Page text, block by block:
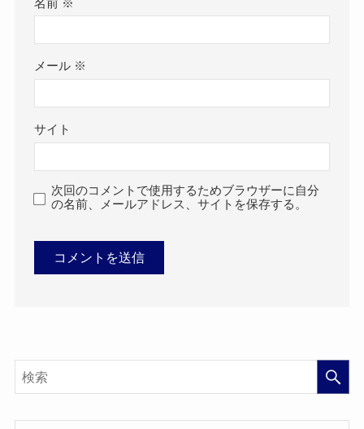
名前 ※
メール ※
サイト
次回のコメントで使用するためブラウザーに自分
の名前、メールアドレス、サイトを保存する。